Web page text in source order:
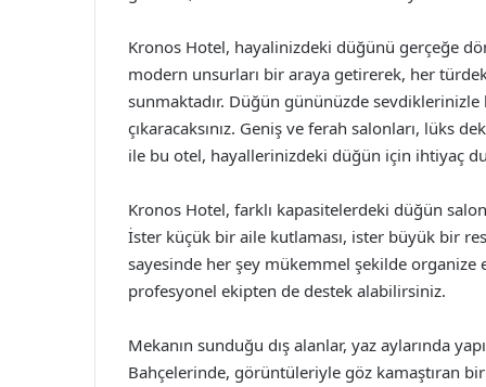
Kronos Hotel, hayalinizdeki düğünü gerçeğe
modern unsurları bir araya getirerek, her
sunmaktadır. Düğün gününüzde
çıkaracaksınız. Geniş ve ferah salonları, lüks
ile bu otel, hayallerinizdeki düğün için ihtiyaç
Kronos Hotel, farklı kapasitelerdeki düğün
İster küçük bir aile kutlaması, ister büyük bir
sayesinde her şey mükemmel şekilde
profesyonel ekipten de destek alabilirsiniz.
Mekanın sunduğu dış alanlar, yaz aylarında
Bahçelerinde, görüntüleriyle göz kamaştıran